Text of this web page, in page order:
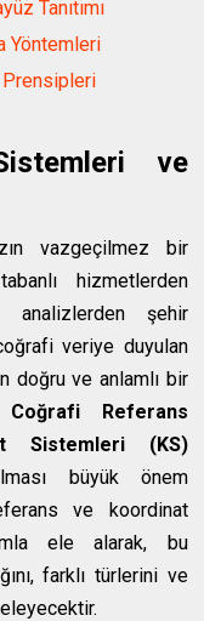
Tanıtımı
Yöntemleri
Prensipleri
ve
vazgeçilmez bir
hizmetlerden
analizlerden şehir
veriye duyulan
doğru ve anlamlı bir
Coğrafi Referans
Sistemleri (KS)
büyük önem
ve koordinat
ele alarak, bu
farklı türlerini ve